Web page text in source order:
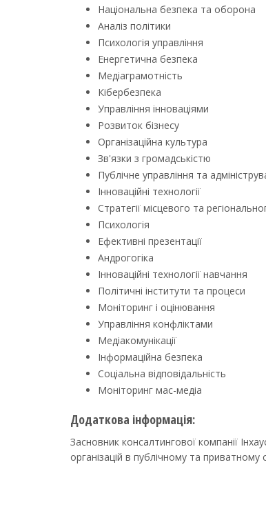
Національна безпека та оборона
Аналіз політики
Психологія управління
Енергетична безпека
Медіаграмотність
Кібербезпека
Управління інноваціями
Розвиток бізнесу
Організаційна культура
Зв'язки з громадськістю
Публічне управління та
Інноваційні технології
Стратегії місцевого та
Психологія
Ефективні презентації
Андрогогіка
Інноваційні технології навчання
Політичні інститути та процеси
Моніторинг і оцінювання
Управління конфліктами
Медіакомунікації
Інформаційна безпека
Соціальна відповідальність
Моніторинг мас-медіа
Додаткова інформація:
Засновник консалтингової компанії
організацій в публічному та приватному